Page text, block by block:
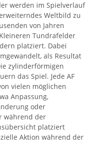
werden im Spielverlauf
Weltbild zu
von Jahren
Tundrafelder
platziert. Dabei
als Resultat
zylinderförmigen
das Spiel. Jede AF
vielen möglichen
Anpassung,
oder
während der
platziert
Aktion während der